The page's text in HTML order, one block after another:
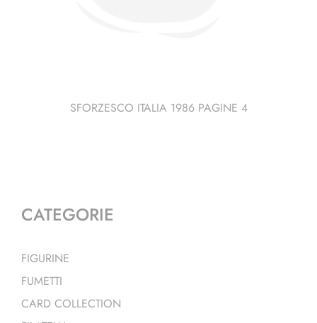
SFORZESCO ITALIA 1986 PAGINE 4
CATEGORIE
FIGURINE
FUMETTI
CARD COLLECTION